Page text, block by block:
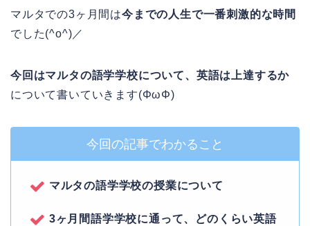
マルタでの3ヶ月間は今までの人生で一番刺激的な時間
でした(^o^)／
今回はマルタの語学学校について、英語は上達するか
について書いていきます(ΦωΦ)
今回の記事でわかること
マルタの語学学校の授業について
3ヶ月間語学学校に通って、どのくらい英語